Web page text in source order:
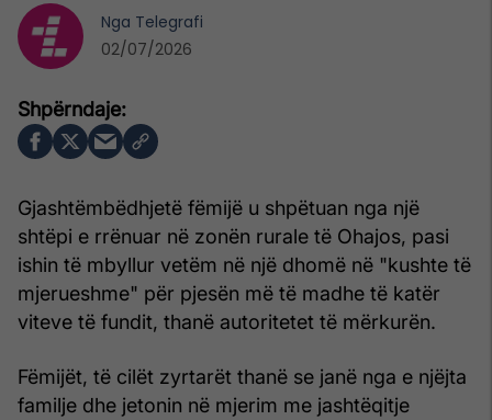
Gjashtëmbëdhjetë fëmijë u shpëtuan nga një
shtëpi e rrënuar në zonën rurale të Ohajos, pasi
ishin të mbyllur vetëm në një dhomë në "kushte të
mjerueshme" për pjesën më të madhe të katër
viteve të fundit, thanë autoritetet të mërkurën.
Fëmijët, të cilët zyrtarët thanë se janë nga e njëjta
familje dhe jetonin në mjerim me jashtëqitje
Nga Telegrafi
02/07/2026